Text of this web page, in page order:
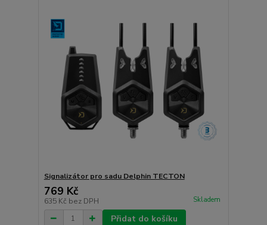
Signalizátor pro sadu Delphin TECTON
769 Kč
635 Kč bez DPH Skladem
Přidat do košíku